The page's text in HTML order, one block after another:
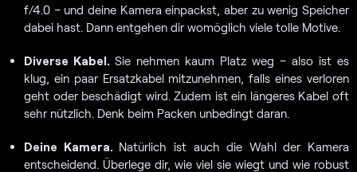
f/4.0 – und deine Kamera einpackst, aber zu wenig Speicher
dabei hast. Dann entgehen dir womöglich viele tolle Motive.
Diverse Kabel. Sie nehmen kaum Platz weg – also ist es
klug, ein paar Ersatzkabel mitzunehmen, falls eines verloren
geht oder beschädigt wird. Zudem ist ein längeres Kabel oft
sehr nützlich. Denk beim Packen unbedingt daran.
Deine Kamera. Natürlich ist auch die Wahl der Kamera
entscheidend. Überlege dir, wie viel sie wiegt und wie robust